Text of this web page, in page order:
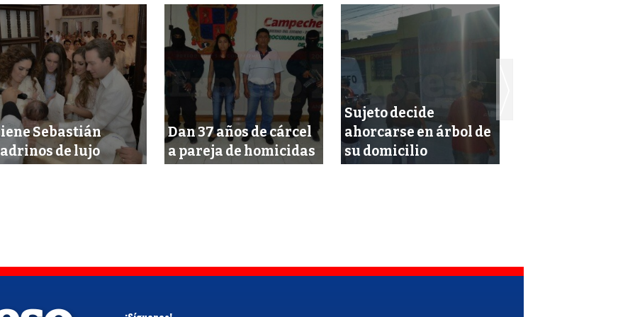
Sebastián
de lujo
Dan 37 años de cárcel
a pareja de homicidas
Sujeto decide
ahorcarse en árbol de
su domicilio